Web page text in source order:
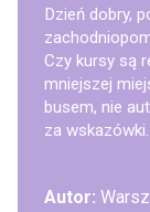
Dzień dobry,
Czy kursy są
mniejszej
busem, nie
za wskazówki.
Autor: